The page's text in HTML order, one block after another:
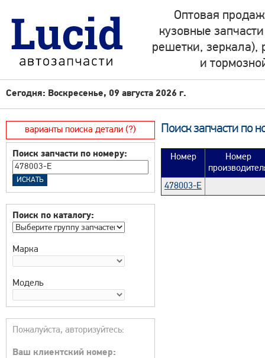
Оптовая
кузовные
решетки, зеркала),
и
Сегодня: Воскресенье, 09 августа 2026 г.
варианты поиска детали (?)
Поиск запчасти по номеру:
Поиск по каталогу:
Марка
Модель
Пожалуйста, авторизуйтесь:
Ваш клиентский номер:
Поиск запчасти по
Номер
Номер
478003-E